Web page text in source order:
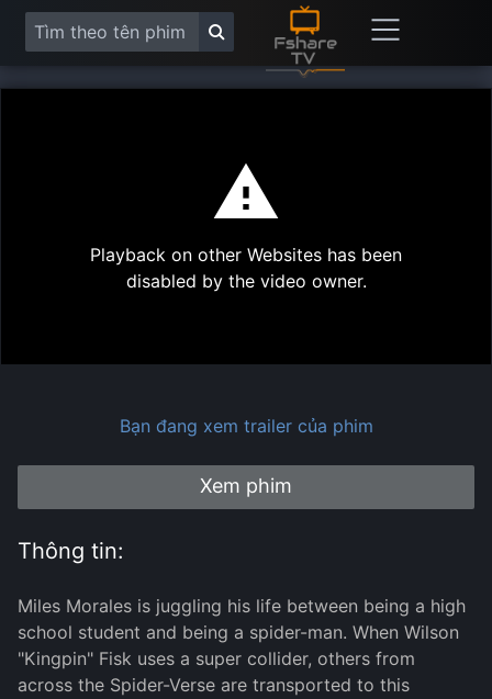
Play
Playback on other Websites has been
disabled by the video owner.
Bạn đang xem trailer của phim
Xem phim
Thông tin:
Miles Morales is juggling his life between being a high
school student and being a spider-man. When Wilson
"Kingpin" Fisk uses a super collider, others from
across the Spider-Verse are transported to this